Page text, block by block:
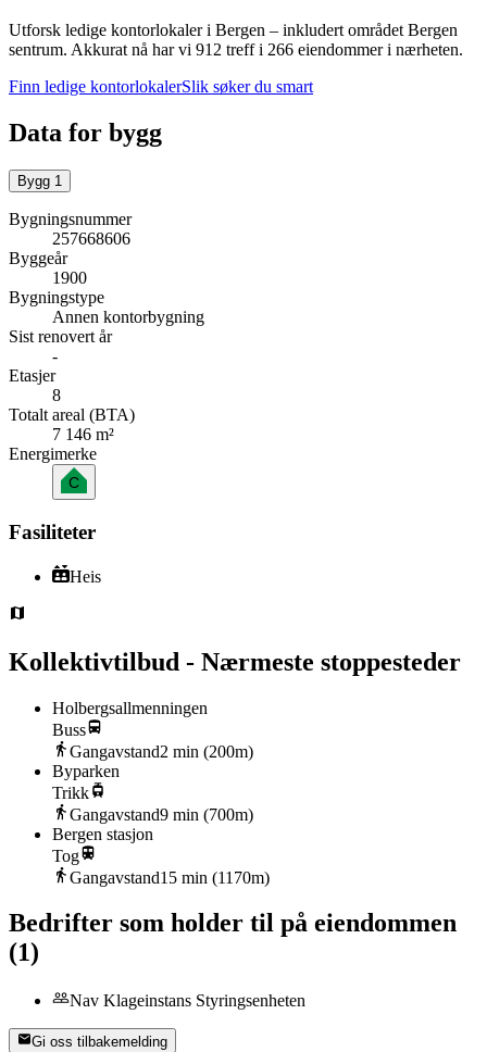
Utforsk ledige kontorlokaler i Bergen – inkludert området Bergen
sentrum. Akkurat nå har vi 912 treff i 266 eiendommer i nærheten.
Finn ledige kontorlokalerSlik søker du smart
Data for bygg
Bygg 1
Bygningsnummer
257668606
Byggeår
1900
Bygningstype
Annen kontorbygning
Sist renovert år
-
Etasjer
8
Totalt areal (BTA)
7 146 m²
Energimerke
C
Fasiliteter
Heis
Kollektivtilbud - Nærmeste stoppesteder
Holbergsallmenningen
Buss
Gangavstand2 min (200m)
Byparken
Trikk
Gangavstand9 min (700m)
Bergen stasjon
Tog
Gangavstand15 min (1170m)
Bedrifter som holder til på eiendommen
(1)
Nav Klageinstans Styringsenheten
Gi oss tilbakemelding